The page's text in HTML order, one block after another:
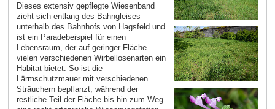
Dieses extensiv gepflegte Wiesenband
zieht sich entlang des Bahngleises
unterhalb des Bahnhofs von Hagsfeld und
ist ein Paradebeispiel für einen
Lebensraum, der auf geringer Fläche
vielen verschiedenen Wirbellosenarten ein
Habitat bietet. So ist die
Lärmschutzmauer mit verschiedenen
Sträuchern bepflanzt, während der
restliche Teil der Fläche bis hin zum Weg